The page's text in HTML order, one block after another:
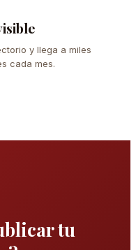
y llega a miles
cada mes.
tu